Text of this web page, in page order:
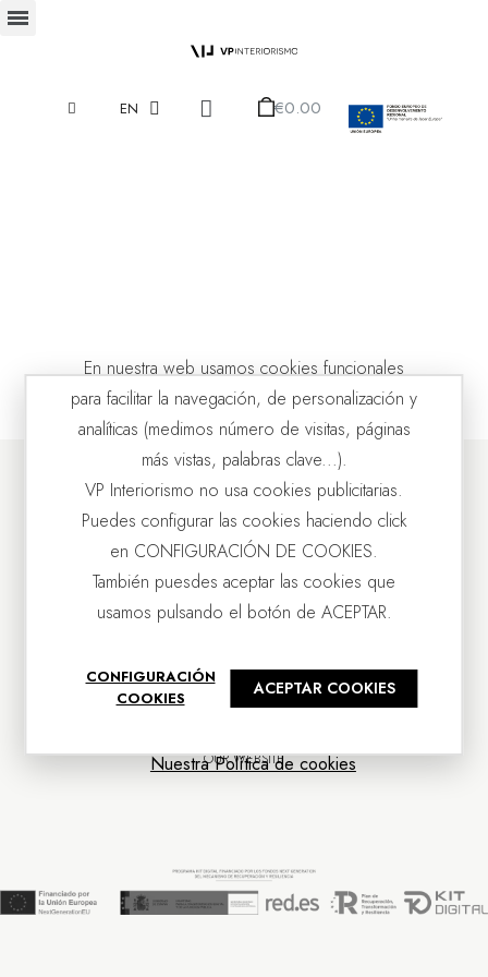
EN €0.00
OUR COMPANY
CUSTOMER SERVICE
OUR WEBSITE
En nuestra web usamos cookies funcionales
para facilitar la navegación, de personalización y
analíticas (medimos número de visitas, páginas
más vistas, palabras clave...).
VP Interiorismo no usa cookies publicitarias.
Puedes configurar las cookies haciendo click
en CONFIGURACIÓN DE COOKIES.
También puesdes aceptar las cookies que
usamos pulsando el botón de ACEPTAR.
CONFIGURACIÓN
COOKIES
ACEPTAR COOKIES
Nuestra Política de cookies